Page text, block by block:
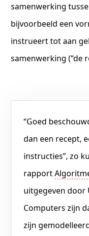
samenwerking
bijvoorbeeld een
instrueert tot aan
samenwerking (“de
“Goed
dan een recept,
instructies”, zo
rapport
uitgegeven door
Computers zijn
zijn